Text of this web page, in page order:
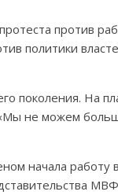
против
политики
поколения. На
не можем
начала работу